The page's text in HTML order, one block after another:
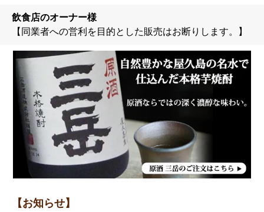
飲食店のオーナー様
【同業者への営利を目的とした販売はお断りします。】
【お知らせ】